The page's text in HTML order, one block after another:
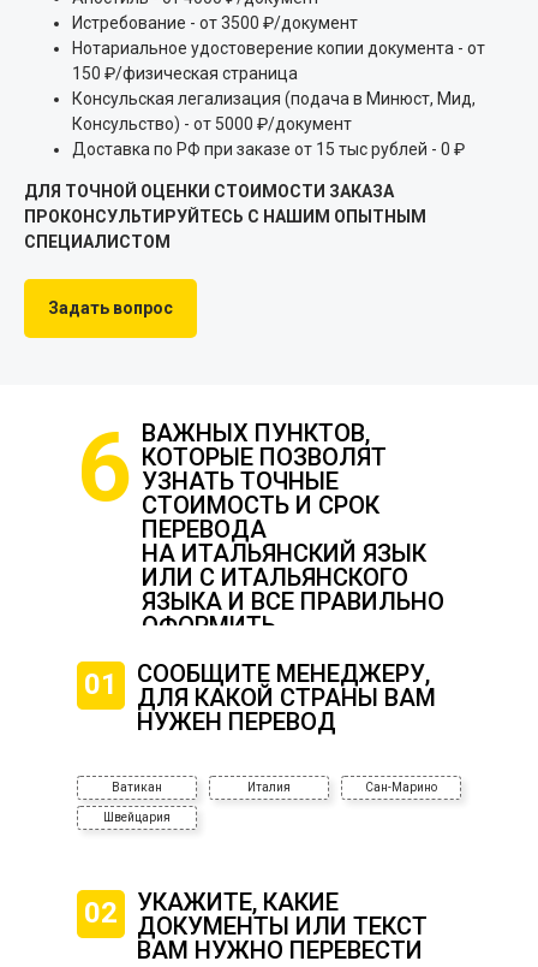
Истребование - от 3500 ₽/документ
Нотариальное удостоверение копии документа - от
150 ₽/физическая страница
Консульская легализация (подача в Минюст, Мид,
Консульство) - от 5000 ₽/документ
Доставка по РФ при заказе от 15 тыс рублей - 0 ₽
ДЛЯ ТОЧНОЙ ОЦЕНКИ СТОИМОСТИ ЗАКАЗА
ПРОКОНСУЛЬТИРУЙТЕСЬ С НАШИМ ОПЫТНЫМ
СПЕЦИАЛИСТОМ
Задать вопрос
ВАЖНЫХ ПУНКТОВ,
КОТОРЫЕ ПОЗВОЛЯТ
УЗНАТЬ ТОЧНЫЕ
СТОИМОСТЬ И СРОК
ПЕРЕВОДА
НА ИТАЛЬЯНСКИЙ ЯЗЫК
ИЛИ С ИТАЛЬЯНСКОГО
ЯЗЫКА И ВСЕ ПРАВИЛЬНО
ОФОРМИТЬ
6
СООБЩИТЕ МЕНЕДЖЕРУ,
ДЛЯ КАКОЙ СТРАНЫ ВАМ
НУЖЕН ПЕРЕВОД
01
Ватикан Италия Сан-Марино
Швейцария
УКАЖИТЕ, КАКИЕ
ДОКУМЕНТЫ ИЛИ ТЕКСТ
ВАМ НУЖНО ПЕРЕВЕСТИ
02